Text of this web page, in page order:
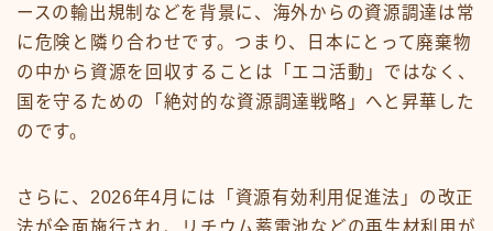
ースの輸出規制などを背景に、海外からの資源調達は常
に危険と隣り合わせです。つまり、日本にとって廃棄物
の中から資源を回収することは「エコ活動」ではなく、
国を守るための「絶対的な資源調達戦略」へと昇華した
のです。
さらに、2026年4月には「資源有効利用促進法」の改正
法が全面施行され、リチウム蓄電池などの再生材利用が